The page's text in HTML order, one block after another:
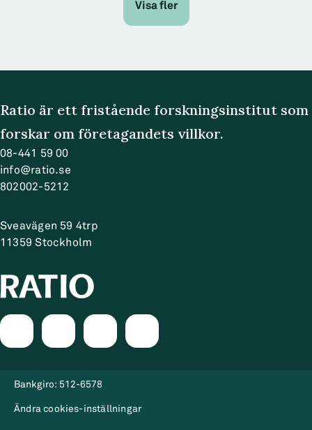
Visa fler
Ratio är ett fristående forskningsinstitut som
forskar om företagandets villkor.
08-441 59 00
info@ratio.se
802002-5212
Sveavägen 59 4trp
11359 Stockholm
Ändra cookies-inställningar
Bankgiro: 512-6578